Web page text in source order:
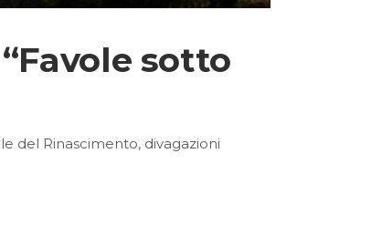
sotto
del Rinascimento, divagazioni